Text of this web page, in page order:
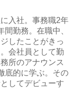
入社。事務職2年
勤務。在職中、
したことがきっ
会社員として勤
所のアナウンス
底的に学ぶ。その
してデビューす